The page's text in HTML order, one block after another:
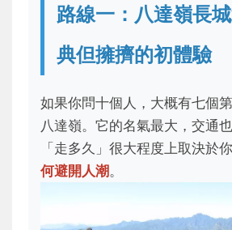
路線一：八達嶺長
典但擁擠的初體驗
如果你問十個人，大概有七個
八達嶺。它的名氣最大，交通
「走多久」很大程度上取決於你
何避開人潮。